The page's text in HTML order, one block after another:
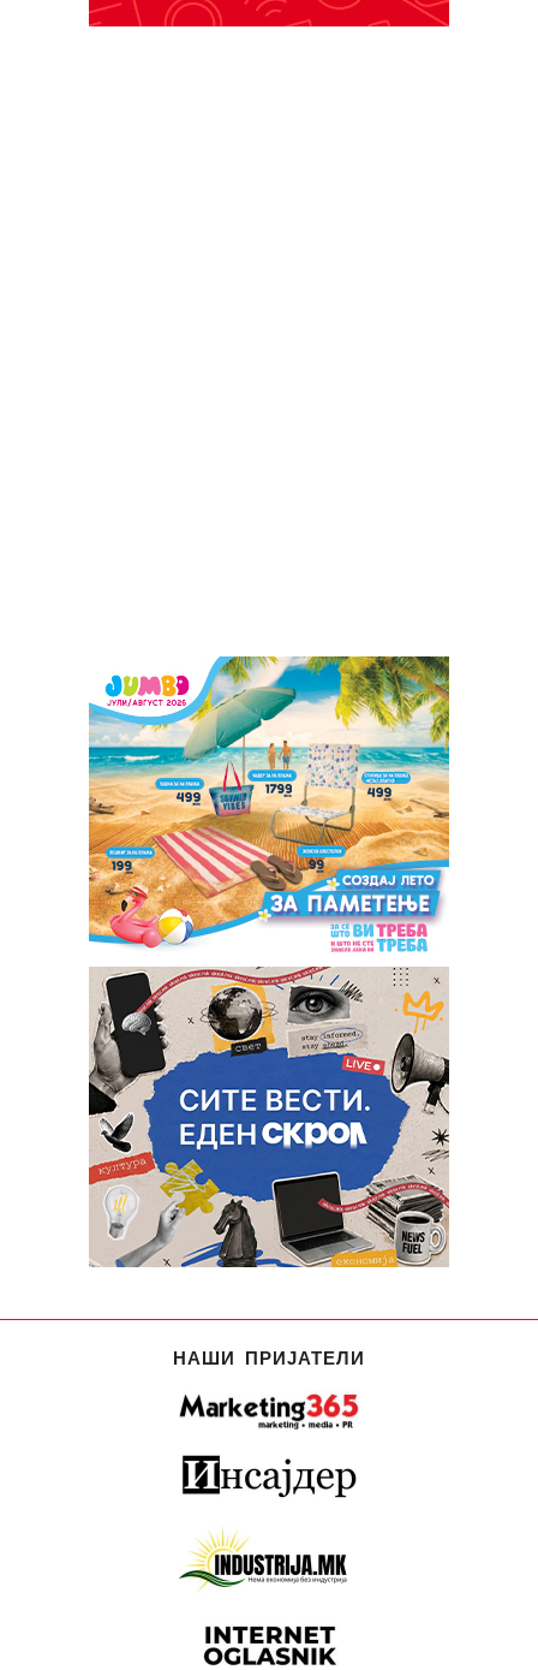
НАШИ ПРИЈАТЕЛИ